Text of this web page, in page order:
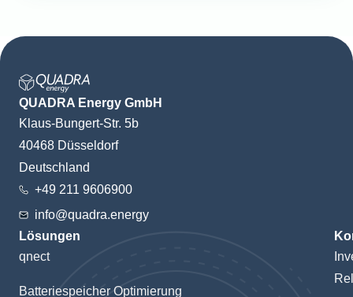
QUADRA Energy GmbH
Klaus-Bungert-Str. 5b
40468 Düsseldorf
Deutschland
+49 211 9606900
info@quadra.energy
Lösungen
qnect
Batteriespeicher Optimierung